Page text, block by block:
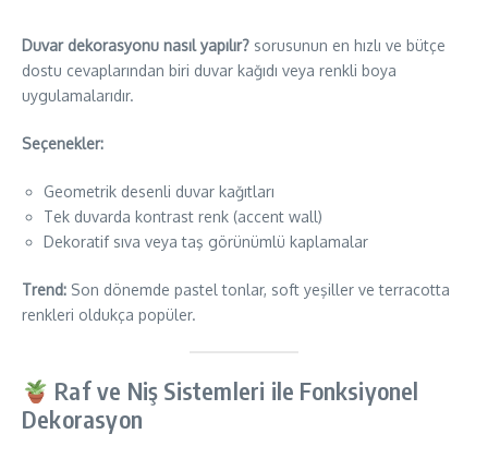
Duvar dekorasyonu nasıl yapılır? sorusunun en hızlı ve bütçe
dostu cevaplarından biri duvar kağıdı veya renkli boya
uygulamalarıdır.
Seçenekler:
Geometrik desenli duvar kağıtları
Tek duvarda kontrast renk (accent wall)
Dekoratif sıva veya taş görünümlü kaplamalar
Trend: Son dönemde pastel tonlar, soft yeşiller ve terracotta
renkleri oldukça popüler.
Raf ve Niş Sistemleri ile Fonksiyonel
Dekorasyon